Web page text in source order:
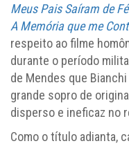
Meus Pais Saíram de
A Memória que me
respeito ao filme
durante o período
de Mendes que
grande sopro de
disperso e ineficaz no
Como o título adianta,